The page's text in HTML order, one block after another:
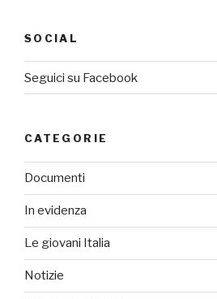
SOCIAL
Seguici su Facebook
CATEGORIE
Documenti
In evidenza
Le giovani Italia
Notizie